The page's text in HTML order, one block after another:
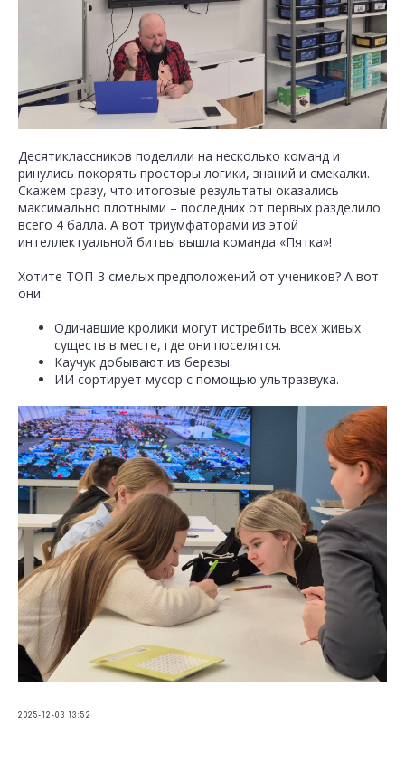
Десятиклассников поделили на несколько команд и
ринулись покорять просторы логики, знаний и смекалки.
Скажем сразу, что итоговые результаты оказались
максимально плотными – последних от первых разделило
всего 4 балла. А вот триумфаторами из этой
интеллектуальной битвы вышла команда «Пятка»!
Хотите ТОП-3 смелых предположений от учеников? А вот
они:
Одичавшие кролики могут истребить всех живых
существ в месте, где они поселятся.
Каучук добывают из березы.
ИИ сортирует мусор с помощью ультразвука.
2025-12-03 13:52